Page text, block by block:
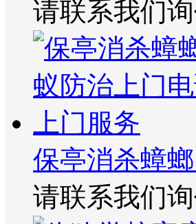
请联系我们
保亭消杀蟑
请联系我们